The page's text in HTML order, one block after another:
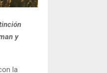
y
la